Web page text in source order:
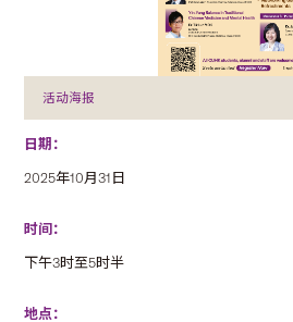
活动海报
日期：
2025年10月31日
时间：
下午3时至5时半
地点：